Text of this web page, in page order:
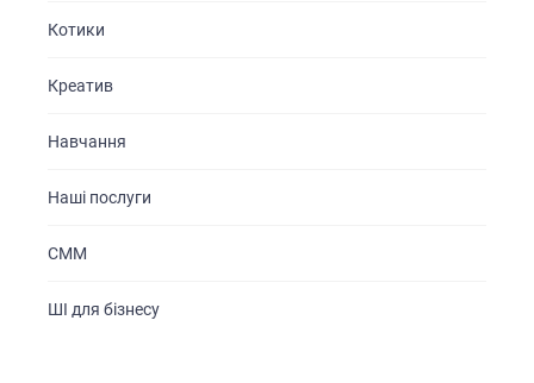
Котики
Креатив
Навчання
Наші послуги
СММ
ШІ для бізнесу